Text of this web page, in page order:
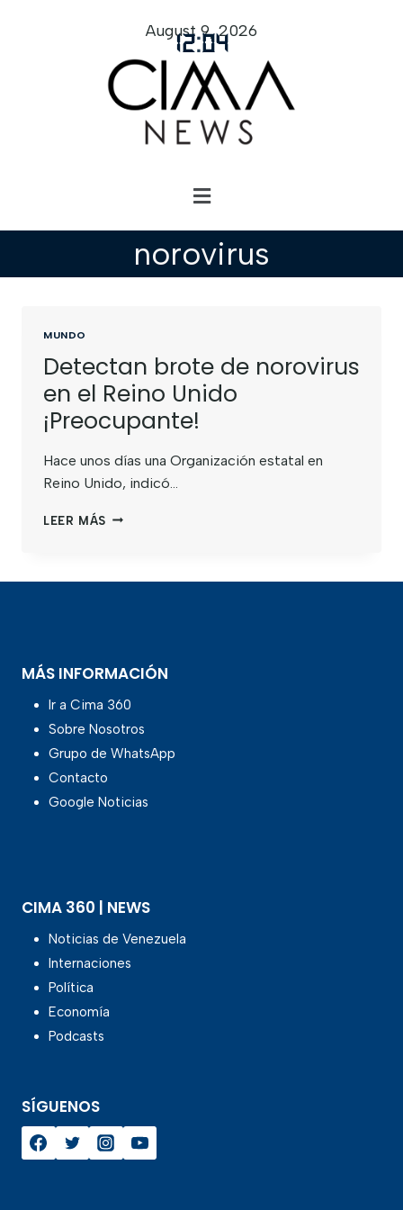
12:04
August 9, 2026
norovirus
MUNDO
Detectan brote de norovirus
en el Reino Unido
¡Preocupante!
Hace unos días una Organización estatal en
Reino Unido, indicó…
LEER MÁS
MÁS INFORMACIÓN
Ir a Cima 360
Sobre Nosotros
Grupo de WhatsApp
Contacto
Google Noticias
CIMA 360 | NEWS
Noticias de Venezuela
Internaciones
Política
Economía
Podcasts
SÍGUENOS